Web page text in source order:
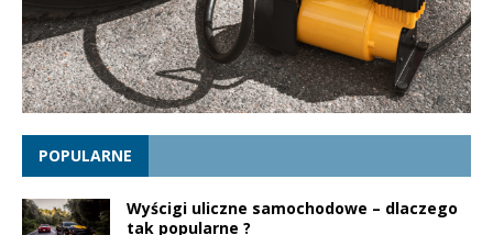
POPULARNE
Wyścigi uliczne samochodowe – dlaczego
tak popularne ?